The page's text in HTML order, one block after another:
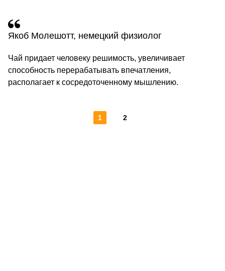
Якоб Молешотт, немецкий физиолог
Чай придает человеку решимость, увеличивает
способность перерабатывать впечатления,
располагает к сосредоточенному мышлению.
1 2